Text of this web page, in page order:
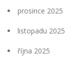
prosince 2025
listopadu 2025
října 2025